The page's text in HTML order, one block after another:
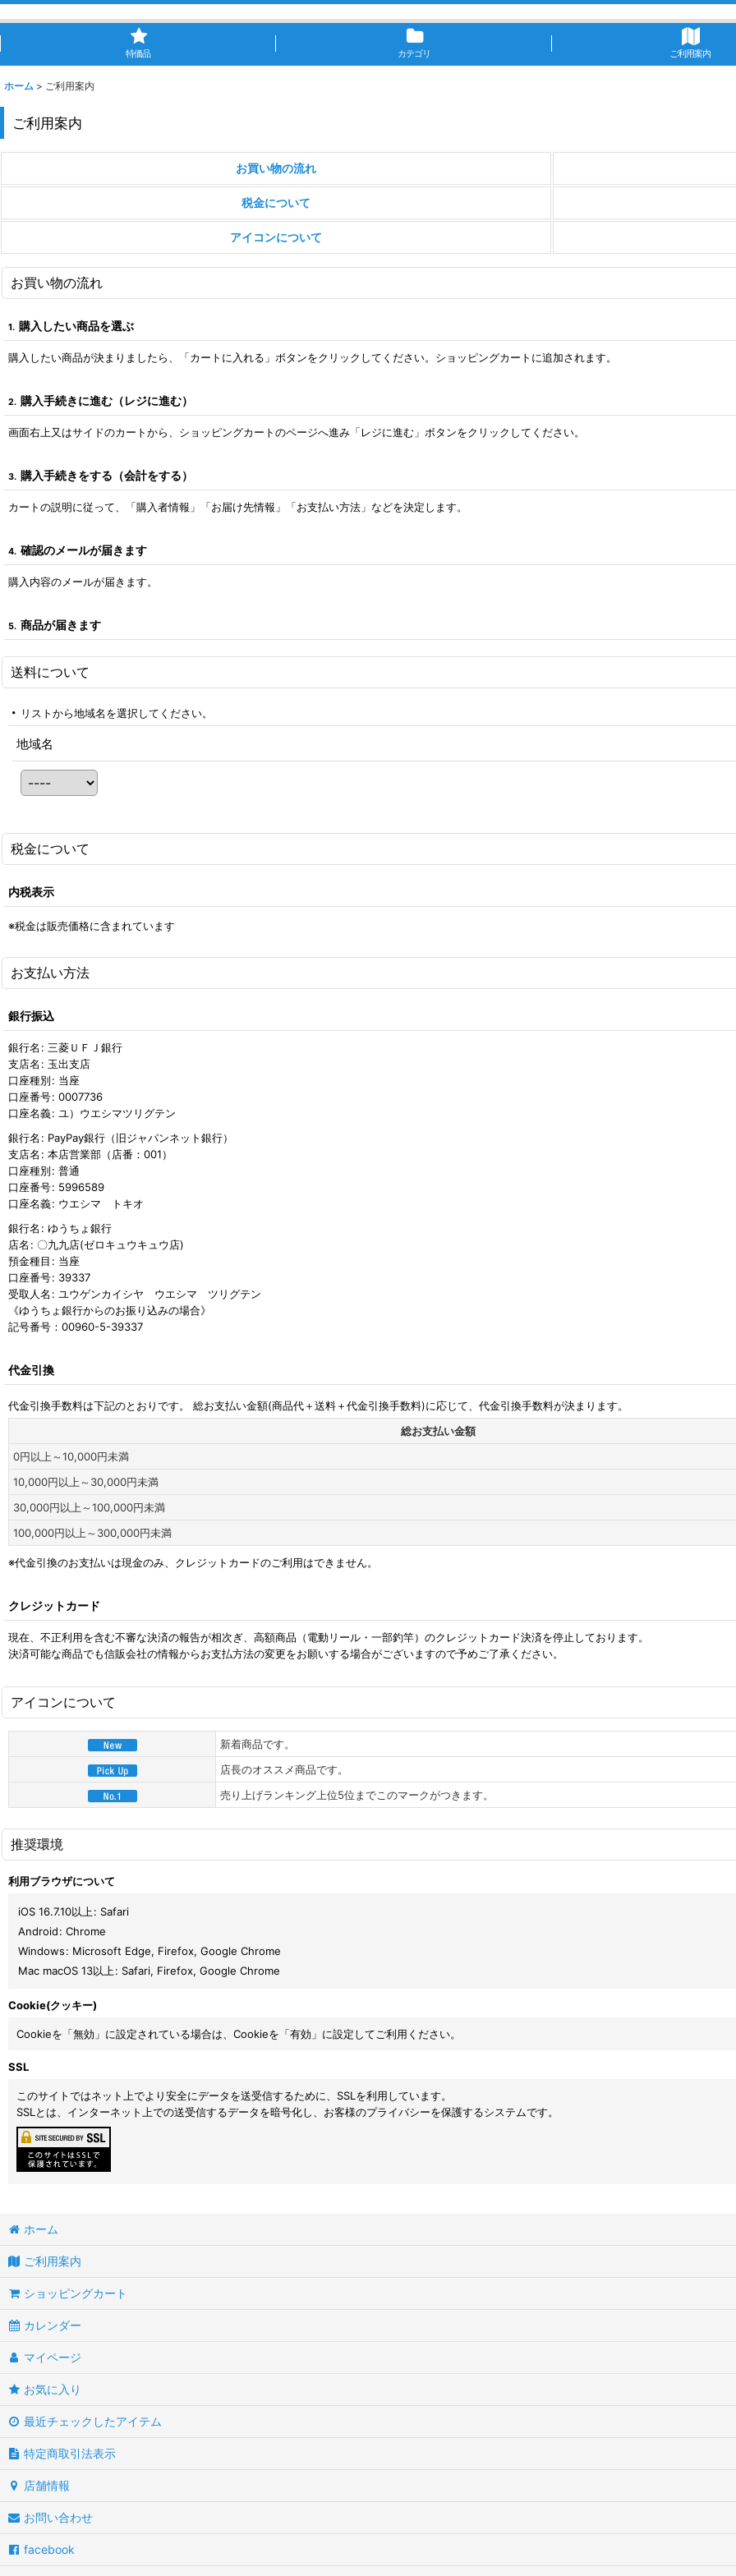
特価品 カテゴリ ご利用案内
ホーム > ご利用案内
ご利用案内
お買い物の流れ
税金について
アイコンについて
お買い物の流れ
1. 購入したい商品を選ぶ
購入したい商品が決まりましたら、「カートに入れる」ボタンをクリックしてください。ショッピングカートに追加されます。
2. 購入手続きに進む（レジに進む）
画面右上又はサイドのカートから、ショッピングカートのページへ進み「レジに進む」ボタンをクリックしてください。
3. 購入手続きをする（会計をする）
カートの説明に従って、「購入者情報」「お届け先情報」「お支払い方法」などを決定します。
4. 確認のメールが届きます
購入内容のメールが届きます。
5. 商品が届きます
送料について
リストから地域名を選択してください。
地域名
税金について
内税表示
※税金は販売価格に含まれています
お支払い方法
銀行振込
銀行名 : 三菱ＵＦＪ銀行
支店名 : 玉出支店
口座種別: 当座
口座番号: 0007736
口座名義: ユ）ウエシマツリグテン
銀行名 : PayPay銀行（旧ジャパンネット銀行）
支店名 : 本店営業部（店番：001）
口座種別: 普通
口座番号: 5996589
口座名義: ウエシマ トキオ
銀行名 : ゆうちょ銀行
店名 : 〇九九店(ゼロキュウキュウ店)
預金種目 : 当座
口座番号: 39337
受取人名 : ユウゲンカイシヤ ウエシマ ツリグテン
《ゆうちょ銀行からのお振り込みの場合》
記号番号：00960-5-39337
代金引換
代金引換手数料は下記のとおりです。 総お支払い金額(商品代＋送料＋代金引換手数料)に応じて、代金引換手数料が決まります。
総お支払い金額
0円以上～10,000円未満
10,000円以上～30,000円未満
30,000円以上～100,000円未満
100,000円以上～300,000円未満
※代金引換のお支払いは現金のみ、クレジットカードのご利用はできません。
クレジットカード
現在、不正利用を含む不審な決済の報告が相次ぎ、高額商品（電動リール・一部釣竿）のクレジットカード決済を停止しております。
決済可能な商品でも信販会社の情報からお支払方法の変更をお願いする場合がございますので予めご了承ください。
アイコンについて
新着商品です。
店長のオススメ商品です。
売り上げランキング上位5位までこのマークがつきます。
推奨環境
利用ブラウザについて
iOS 16.7.10以上: Safari
Android: Chrome
Windows: Microsoft Edge, Firefox, Google Chrome
Mac macOS 13以上: Safari, Firefox, Google Chrome
Cookie(クッキー)
Cookieを「無効」に設定されている場合は、Cookieを「有効」に設定してご利用ください。
SSL
このサイトではネット上でより安全にデータを送受信するために、SSLを利用しています。
SSLとは、インターネット上での送受信するデータを暗号化し、お客様のプライバシーを保護するシステムです。
ホーム
ご利用案内
ショッピングカート
カレンダー
マイページ
お気に入り
最近チェックしたアイテム
特定商取引法表示
店舗情報
お問い合わせ
facebook